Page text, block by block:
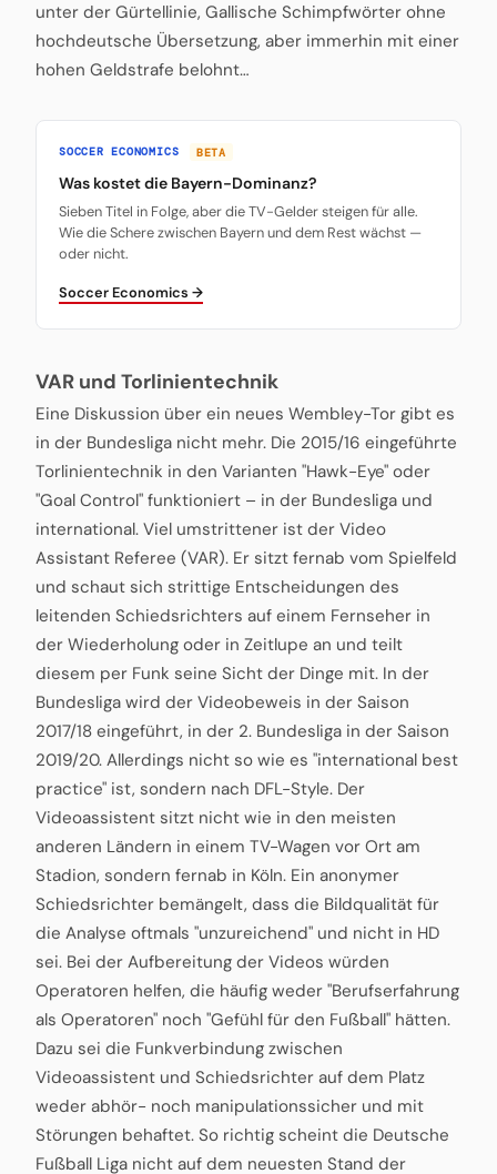
unter der Gürtellinie, Gallische Schimpfwörter ohne
hochdeutsche Übersetzung, aber immerhin mit einer
hohen Geldstrafe belohnt…
SOCCER ECONOMICS BETA
Was kostet die Bayern-Dominanz?
Sieben Titel in Folge, aber die TV-Gelder steigen für alle.
Wie die Schere zwischen Bayern und dem Rest wächst —
oder nicht.
Soccer Economics →
VAR und Torlinientechnik
Eine Diskussion über ein neues Wembley-Tor gibt es
in der Bundesliga nicht mehr. Die 2015/16 eingeführte
Torlinientechnik in den Varianten "Hawk-Eye" oder
"Goal Control" funktioniert – in der Bundesliga und
international. Viel umstrittener ist der Video
Assistant Referee (VAR). Er sitzt fernab vom Spielfeld
und schaut sich strittige Entscheidungen des
leitenden Schiedsrichters auf einem Fernseher in
der Wiederholung oder in Zeitlupe an und teilt
diesem per Funk seine Sicht der Dinge mit. In der
Bundesliga wird der Videobeweis in der Saison
2017/18 eingeführt, in der 2. Bundesliga in der Saison
2019/20. Allerdings nicht so wie es "international best
practice" ist, sondern nach DFL-Style. Der
Videoassistent sitzt nicht wie in den meisten
anderen Ländern in einem TV-Wagen vor Ort am
Stadion, sondern fernab in Köln. Ein anonymer
Schiedsrichter bemängelt, dass die Bildqualität für
die Analyse oftmals "unzureichend" und nicht in HD
sei. Bei der Aufbereitung der Videos würden
Operatoren helfen, die häufig weder "Berufserfahrung
als Operatoren" noch "Gefühl für den Fußball" hätten.
Dazu sei die Funkverbindung zwischen
Videoassistent und Schiedsrichter auf dem Platz
weder abhör- noch manipulationssicher und mit
Störungen behaftet. So richtig scheint die Deutsche
Fußball Liga nicht auf dem neuesten Stand der